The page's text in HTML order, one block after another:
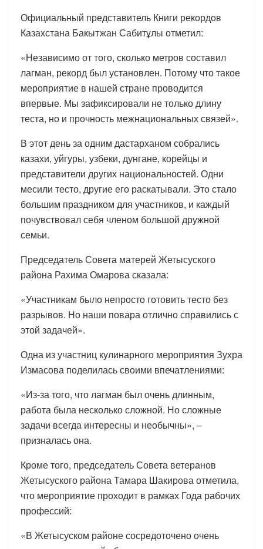
Официальный представитель Книги рекордов
Казахстана Бакытжан Сабитұлы отметил:
«Независимо от того, сколько метров составил
лагман, рекорд был установлен. Потому что такое
мероприятие в нашей стране проводится
впервые. Мы зафиксировали не только длину
теста, но и прочность межнациональных связей».
В этот день за одним дастарханом собрались
казахи, уйгуры, узбеки, дунгане, корейцы и
представители других национальностей. Одни
месили тесто, другие его раскатывали. Это стало
большим праздником для участников, и каждый
почувствовал себя членом большой дружной
семьи.
Председатель Совета матерей Жетысуского
района Рахима Омарова сказала:
«Участникам было непросто готовить тесто без
разрывов. Но наши повара отлично справились с
этой задачей».
Одна из участниц кулинарного мероприятия Зухра
Измасова поделилась своими впечатлениями:
«Из-за того, что лагман был очень длинным,
работа была несколько сложной. Но сложные
задачи всегда интересны и необычны», –
призналась она.
Кроме того, председатель Совета ветеранов
Жетысуского района Тамара Шакирова отметила,
что мероприятие проходит в рамках Года рабочих
профессий:
«В Жетысуском районе сосредоточено очень